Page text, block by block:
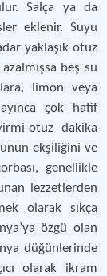
Salça ya da
eklenir. Suyu
yaklaşık otuz
beş su
limon veya
çok hafif
otuz dakika
ekşiliğini ve
genellikle
lezzetlerden
olarak sıkça
özgü olan
düğünlerinde
olarak ikram